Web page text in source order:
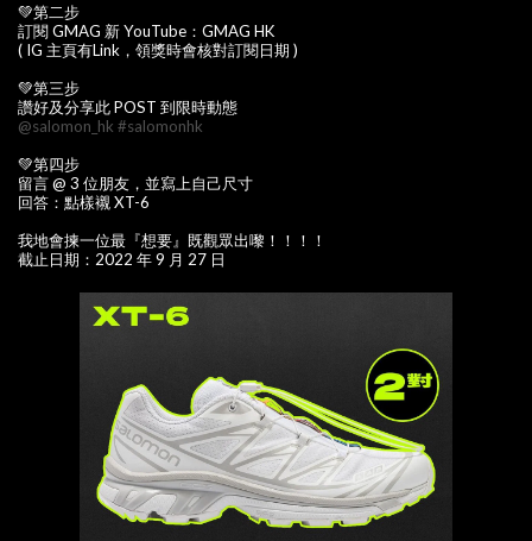
💚第二步
訂閱 GMAG 新 YouTube：GMAG HK
( IG 主頁有Link，領獎時會核對訂閱日期 )
💚第三步
讚好及分享此 POST 到限時動態
@salomon_hk #salomonhk
💚第四步
留言 @ 3 位朋友，並寫上自己尺寸
回答：點樣襯 XT-6
我地會揀一位最『想要』既觀眾出嚟！！！！
截止日期：2022 年 9 月 27 日